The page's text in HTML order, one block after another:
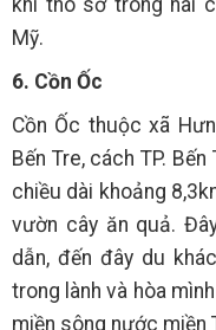
Mỹ.
6. Cồn Ốc
Cồn Ốc thuộc xã
Bến Tre, cách TP.
chiều dài khoảng
vườn cây ăn quả.
dẫn, đến đây du
trong lành và hòa
miền sông nước miền